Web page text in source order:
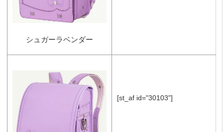
シュガーラベンダー
[st_af id="30103"]